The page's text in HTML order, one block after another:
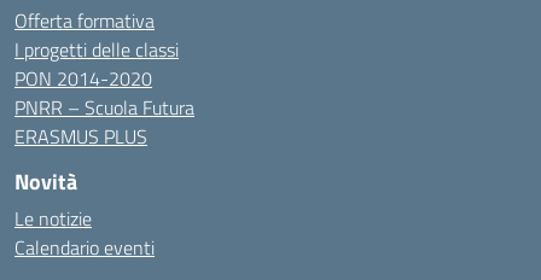
Offerta formativa
I progetti delle classi
PON 2014-2020
PNRR – Scuola Futura
ERASMUS PLUS
Novità
Le notizie
Calendario eventi